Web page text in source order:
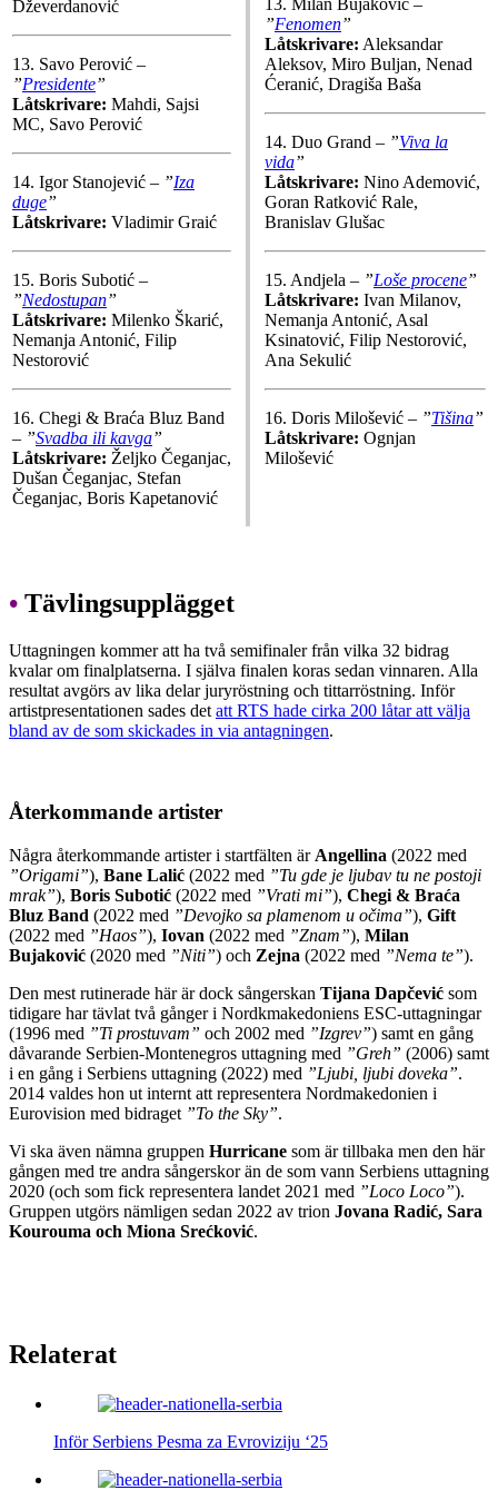
Dževerdanović
13. Savo Perović –
”Presidente”
Låtskrivare: Mahdi, Sajsi
MC, Savo Perović
14. Igor Stanojević – ”Iza
duge”
Låtskrivare: Vladimir Graić
15. Boris Subotić –
”Nedostupan”
Låtskrivare: Milenko Škarić,
Nemanja Antonić, Filip
Nestorović
16. Chegi & Braća Bluz Band
– ”Svadba ili kavga”
Låtskrivare: Željko Čeganjac,
Dušan Čeganjac, Stefan
Čeganjac, Boris Kapetanović
”Fenomen”
Låtskrivare: Aleksandar
Aleksov, Miro Buljan, Nenad
Ćeranić, Dragiša Baša
14. Duo Grand – ”Viva la
vida”
Låtskrivare: Nino Ademović,
Goran Ratković Rale,
Branislav Glušac
15. Andjela – ”Loše procene”
Låtskrivare: Ivan Milanov,
Nemanja Antonić, Asal
Ksinatović, Filip Nestorović,
Ana Sekulić
16. Doris Milošević – ”Tišina”
Låtskrivare: Ognjan
Milošević
• Tävlingsupplägget
Uttagningen kommer att ha två semifinaler från vilka 32 bidrag
kvalar om finalplatserna. I själva finalen koras sedan vinnaren. Alla
resultat avgörs av lika delar juryröstning och tittarröstning. Inför
artistpresentationen sades det att RTS hade cirka 200 låtar att välja
bland av de som skickades in via antagningen.
Återkommande artister
Några återkommande artister i startfälten är Angellina (2022 med
”Origami”), Bane Lalić (2022 med ”Tu gde je ljubav tu ne postoji
mrak”), Boris Subotić (2022 med ”Vrati mi”), Chegi & Braća
Bluz Band (2022 med ”Devojko sa plamenom u očima”), Gift
(2022 med ”Haos”), Iovan (2022 med ”Znam”), Milan
Bujaković (2020 med ”Niti”) och Zejna (2022 med ”Nema te”).
Den mest rutinerade här är dock sångerskan Tijana Dapčević som
tidigare har tävlat två gånger i Nordkmakedoniens ESC-uttagningar
(1996 med ”Ti prostuvam” och 2002 med ”Izgrev”) samt en gång
dåvarande Serbien-Montenegros uttagning med ”Greh” (2006) samt
i en gång i Serbiens uttagning (2022) med ”Ljubi, ljubi doveka”.
2014 valdes hon ut internt att representera Nordmakedonien i
Eurovision med bidraget ”To the Sky”.
Vi ska även nämna gruppen Hurricane som är tillbaka men den här
gången med tre andra sångerskor än de som vann Serbiens uttagning
2020 (och som fick representera landet 2021 med ”Loco Loco”).
Gruppen utgörs nämligen sedan 2022 av trion Jovana Radić, Sara
Kourouma och Miona Srećković.
Relaterat
Inför Serbiens Pesma za Evroviziju ‘25